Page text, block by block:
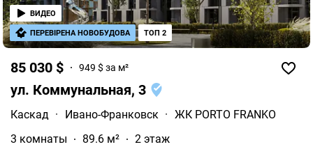
85 030 $ 949 $ за м²
ул. Коммунальная, 3
Каскад · Ивано-Франковск · ЖК PORTO FRANKO
3 комнаты
89.6 м² 2 этаж
ВИДЕО
ПЕРЕВІРЕНА НОВОБУДОВА ТОП 2